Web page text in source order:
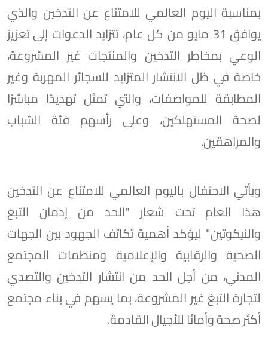
بمناسبة اليوم العالمي للامتناع عن التدخين والذي
يوافق 31 مايو من كل عام، تتزايد الدعوات إلى تعزيز
الوعي بمخاطر التدخين والمنتجات غير المشروعة،
خاصة في ظل الانتشار المتزايد للسجائر المهربة وغير
المطابقة للمواصفات، والتي تمثل تهديدًا مباشرًا
لصحة المستهلكين، وعلى رأسهم فئة الشباب
والمراهقين.
ويأتي الاحتفال باليوم العالمي للامتناع عن التدخين
هذا العام تحت شعار "الحد من إدمان التبغ
والنيكوتين" ليؤكد أهمية تكاتف الجهود بين الجهات
الصحية والرقابية والإعلامية ومنظمات المجتمع
المدني، من أجل الحد من انتشار التدخين والتصدي
لتجارة التبغ غير المشروعة، بما يسهم في بناء مجتمع
أكثر صحة وأمانًا للأجيال القادمة.